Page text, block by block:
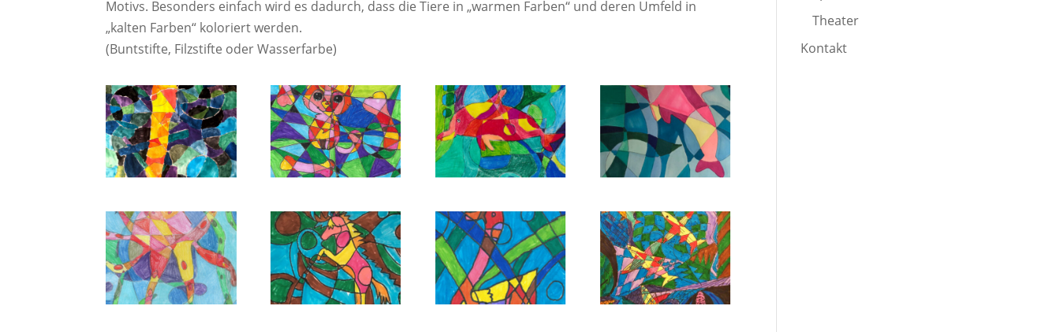
Motivs. Besonders einfach wird es dadurch, dass die Tiere in „warmen Farben“ und deren Umfeld in
„kalten Farben“ koloriert werden.
(Buntstifte, Filzstifte oder Wasserfarbe)
Theater
Kontakt